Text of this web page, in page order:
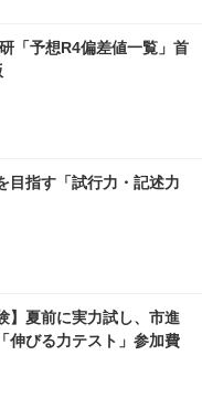
「予想R4偏差値一覧」首
目指す「試行力・記述力
】夏前に実力試し、市進
伸びる力テスト」参加費